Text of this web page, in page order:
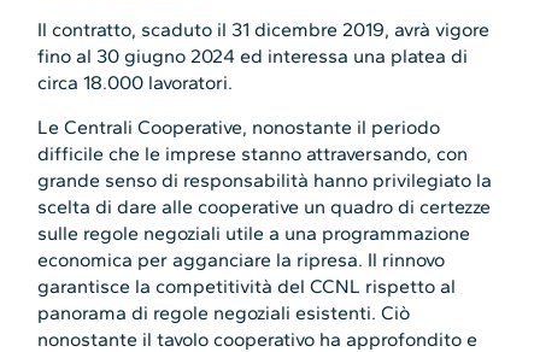
Il contratto, scaduto il 31 dicembre 2019, avrà vigore
fino al 30 giugno 2024 ed interessa una platea di
circa 18.000 lavoratori.
Le Centrali Cooperative, nonostante il periodo
difficile che le imprese stanno attraversando, con
grande senso di responsabilità hanno privilegiato la
scelta di dare alle cooperative un quadro di certezze
sulle regole negoziali utile a una programmazione
economica per agganciare la ripresa. Il rinnovo
garantisce la competitività del CCNL rispetto al
panorama di regole negoziali esistenti. Ciò
nonostante il tavolo cooperativo ha approfondito e